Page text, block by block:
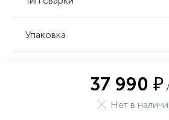
Упаковка
37 990 ₽
Нет в